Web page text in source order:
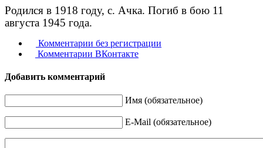
Родился в 1918 году, с. Ачка. Погиб в бою 11
августа 1945 года.
Комментарии без регистрации
Комментарии ВКонтакте
Добавить комментарий
Имя (обязательное)
E-Mail (обязательное)